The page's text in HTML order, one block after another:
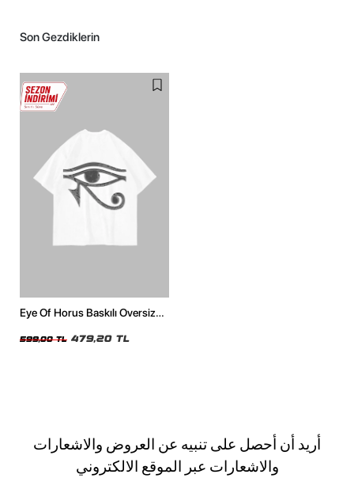
Son Gezdiklerin
Eye Of Horus Baskılı Oversize
599,00 TL 479,20 TL
أريد أن أحصل على تنبيه عن العروض والاشعارات
والاشعارات عبر الموقع الالكتروني